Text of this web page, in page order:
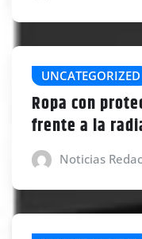
UNCATEGORIZED
Ropa con
frente a la
Noticias